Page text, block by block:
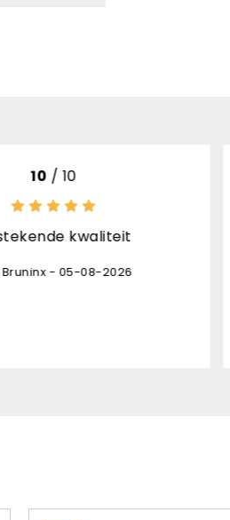
het product is top
daardoor stond de